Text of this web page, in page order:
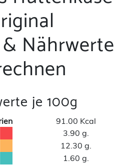
Nährwerte
je 100g
91.00 Kcal
3.90 g.
12.30 g.
1.60 g.